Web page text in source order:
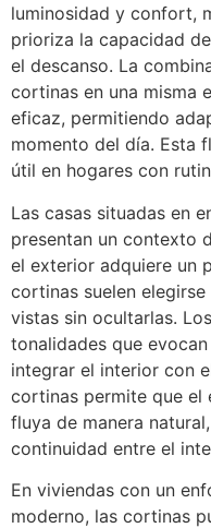
luminosidad y confort,
prioriza la capacidad
el descanso. La
cortinas en una misma
eficaz, permitiendo
momento del día. Esta
útil en hogares con
Las casas situadas en
presentan un contexto
el exterior adquiere un
cortinas suelen
vistas sin ocultarlas.
tonalidades que
integrar el interior con
cortinas permite que el
fluya de manera
continuidad entre el
En viviendas con un
moderno, las cortinas